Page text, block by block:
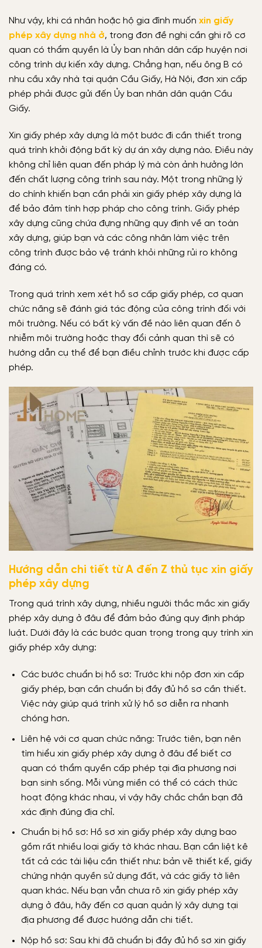
Như vậy, khi cá nhân hoặc hộ gia đình muốn xin giấy
phép xây dựng nhà ở, trong đơn đề nghị cần ghi rõ cơ
quan có thẩm quyền là Ủy ban nhân dân cấp huyện nơi
công trình dự kiến xây dựng. Chẳng hạn, nếu ông B có
nhu cầu xây nhà tại quận Cầu Giấy, Hà Nội, đơn xin cấp
phép phải được gửi đến Ủy ban nhân dân quận Cầu
Giấy.
Xin giấy phép xây dựng là một bước đi cần thiết trong
quá trình khởi động bất kỳ dự án xây dựng nào. Điều này
không chỉ liên quan đến pháp lý mà còn ảnh hưởng lớn
đến chất lượng công trình sau này. Một trong những lý
do chính khiến bạn cần phải xin giấy phép xây dựng là
để bảo đảm tính hợp pháp cho công trình. Giấy phép
xây dựng cũng chứa đựng những quy định về an toàn
xây dựng, giúp bạn và các công nhân làm việc trên
công trình được bảo vệ tránh khỏi những rủi ro không
đáng có.
Trong quá trình xem xét hồ sơ cấp giấy phép, cơ quan
chức năng sẽ đánh giá tác động của công trình đối với
môi trường. Nếu có bất kỳ vấn đề nào liên quan đến ô
nhiễm môi trường hoặc thay đổi cảnh quan thì sẽ có
hướng dẫn cụ thể để bạn điều chỉnh trước khi được cấp
phép.
Hướng dẫn chi tiết từ A đến Z thủ tục xin giấy
phép xây dựng
Trong quá trình xây dựng, nhiều người thắc mắc xin giấy
phép xây dựng ở đâu để đảm bảo đúng quy định pháp
luật. Dưới đây là các bước quan trọng trong quy trình xin
giấy phép xây dựng:
Các bước chuẩn bị hồ sơ: Trước khi nộp đơn xin cấp
giấy phép, bạn cần chuẩn bị đầy đủ hồ sơ cần thiết.
Việc này giúp quá trình xử lý hồ sơ diễn ra nhanh
chóng hơn.
Liên hệ với cơ quan chức năng: Trước tiên, bạn nên
tìm hiểu xin giấy phép xây dựng ở đâu để biết cơ
quan có thẩm quyền cấp phép tại địa phương nơi
bạn sinh sống. Mỗi vùng miền có thể có cách thức
hoạt động khác nhau, vì vậy hãy chắc chắn bạn đã
xác định đúng địa chỉ.
Chuẩn bị hồ sơ: Hồ sơ xin giấy phép xây dựng bao
gồm rất nhiều loại giấy tờ khác nhau. Bạn cần liệt kê
tất cả các tài liệu cần thiết như: bản vẽ thiết kế, giấy
chứng nhận quyền sử dụng đất, và các giấy tờ liên
quan khác. Nếu bạn vẫn chưa rõ xin giấy phép xây
dựng ở đâu, hãy đến cơ quan quản lý xây dựng tại
địa phương để được hướng dẫn chi tiết.
Nộp hồ sơ: Sau khi đã chuẩn bị đầy đủ hồ sơ xin giấy